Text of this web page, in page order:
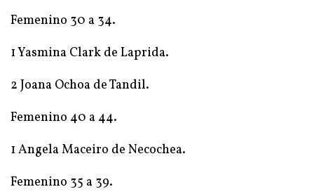
Femenino 30 a 34.
1 Yasmina Clark de Laprida.
2 Joana Ochoa de Tandil.
Femenino 40 a 44.
1 Angela Maceiro de Necochea.
Femenino 35 a 39.